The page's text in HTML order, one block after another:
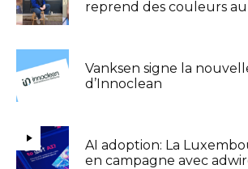
reprend des couleurs
Vanksen signe la
d’Innoclean
AI adoption: La
en campagne avec